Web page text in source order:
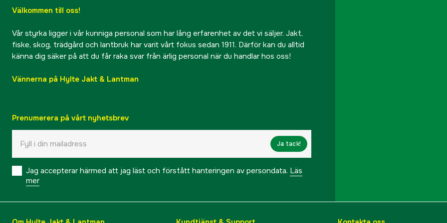
Välkommen till oss!
Vår styrka ligger i vår kunniga personal som har lång erfarenhet av det vi säljer. Jakt,
fiske, skog, trädgård och lantbruk har varit vårt fokus sedan 1911. Därför kan du alltid
känna dig säker på att du får raka svar från ärlig personal när du handlar hos oss!
Vännerna på Hylte Jakt & Lantman
Prenumerera på vårt nyhetsbrev
Ja tack!
Jag accepterar härmed att jag läst och förstått hanteringen av persondata. Läs
mer